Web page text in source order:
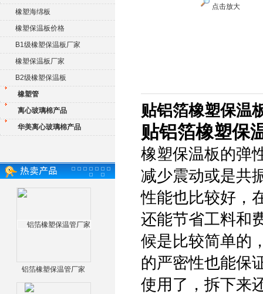
橡塑海绵板
橡塑保温板价格
B1级橡塑保温板厂家
橡塑保温板厂家
B2级橡塑保温板
橡塑管
离心玻璃棉产品
华美离心玻璃棉产品
铝箔橡塑保温管厂家
点击放大
贴铝箔橡塑保温
贴铝箔橡塑保
橡塑保温板的弹
减少震动或是共
性能也比较好，
还能节省工料和
候是比较简单的
的严密性也能保
使用了，拆下来